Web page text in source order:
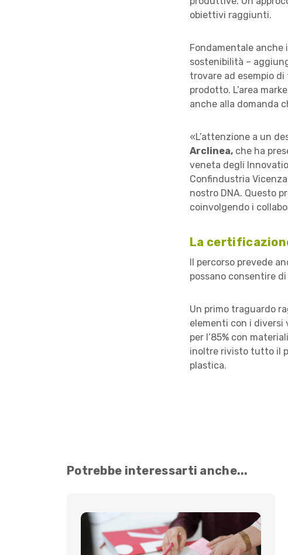
obiettivi raggiunti.
Fondamentale anche
sostenibilità –
trovare ad esempio
prodotto. L’area
anche alla domanda
«L’attenzione a un
Arclinea, che ha
veneta degli
Confindustria
nostro DNA. Questo
coinvolgendo i
La
Il percorso prevede
possano consentire
Un primo traguardo
elementi con i
per l’85% con
inoltre rivisto tutto il
plastica.
Potrebbe interessarti anche...